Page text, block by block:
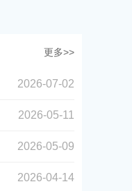
更多>>
2026-07-02
2026-05-11
2026-05-09
2026-04-14